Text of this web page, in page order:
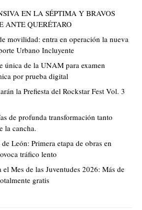
EN LA SÉPTIMA Y BRAVOS
ANTE QUERÉTARO
movilidad: entra en operación la nueva
Urbano Incluyente
única de la UNAM para examen
por prueba digital
la Prefiesta del Rockstar Fest Vol. 3
de profunda transformación tanto
la cancha.
León: Primera etapa de obras en
tráfico lento
el Mes de las Juventudes 2026: Más de
gratis